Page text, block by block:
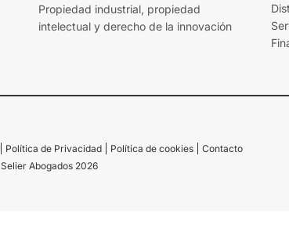
Propiedad industrial, propiedad
intelectual y derecho de la innovación
Política de Privacidad Política de cookies
Contacto
Selier Abogados 2026